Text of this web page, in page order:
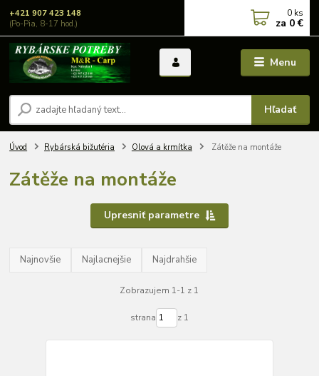
Menu
Hľadať
+421 907 423 148
(Po-Pia, 8-17 hod.)
0 ks
za 0 €
Úvod Rybárská bižutéria Olová a krmítka Zátěže na montáže
Zátěže na montáže
Upresniť parametre
Najnovšie Najlacnejšie Najdrahšie
Zobrazujem 1-1 z 1
strana z 1